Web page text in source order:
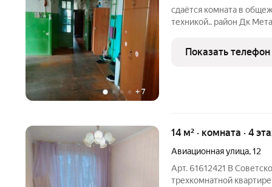
+7
сдаётся комната в
техникой.. район Дк
Показать телефон
14 м² · комната · 4
Авиационная улица,12
Арт. 61612421 В
трехкомнатной